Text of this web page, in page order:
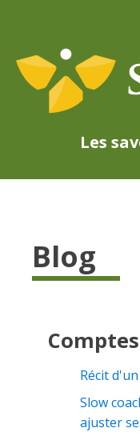
Les
Blog
Récit
Slow
ajuster